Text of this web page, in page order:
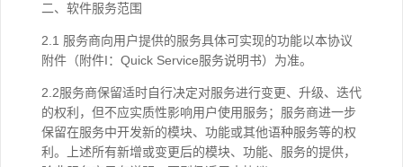
二、软件服务范围
2.1 服务商向用户提供的服务具体可实现的功能以本协议
附件（附件I：Quick Service服务说明书）为准。
2.2服务商保留适时自行决定对服务进行变更、升级、迭代
的权利，但不应实质性影响用户使用服务；服务商进一步
保留在服务中开发新的模块、功能或其他语种服务等的权
利。上述所有新增或变更后的模块、功能、服务的提供，